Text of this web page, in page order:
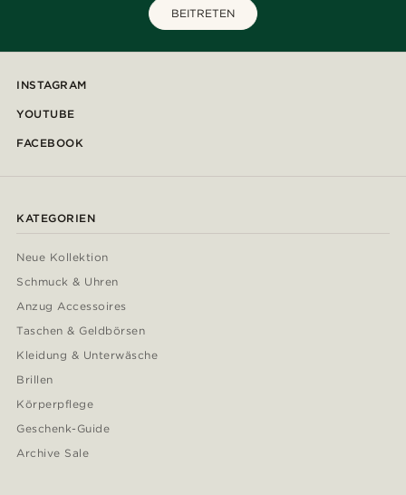
BEITRETEN
INSTAGRAM
YOUTUBE
FACEBOOK
KATEGORIEN
Neue Kollektion
Schmuck & Uhren
Anzug Accessoires
Taschen & Geldbörsen
Kleidung & Unterwäsche
Brillen
Körperpflege
Geschenk-Guide
Archive Sale